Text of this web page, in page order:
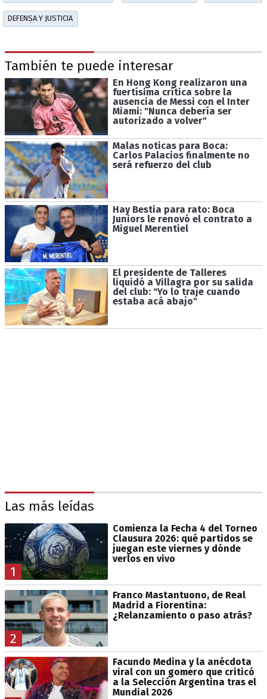
DEFENSA Y JUSTICIA
También te puede interesar
En Hong Kong realizaron una
fuertísima crítica sobre la
ausencia de Messi con el Inter
Miami: "Nunca debería ser
autorizado a volver"
Malas noticas para Boca:
Carlos Palacios finalmente no
será refuerzo del club
Hay Bestia para rato: Boca
Juniors le renovó el contrato a
Miguel Merentiel
El presidente de Talleres
liquidó a Villagra por su salida
del club: "Yo lo traje cuando
estaba acá abajo"
Las más leídas
1
Comienza la Fecha 4 del Torneo
Clausura 2026: qué partidos se
juegan este viernes y dónde
verlos en vivo
2
Franco Mastantuono, de Real
Madrid a Fiorentina:
¿Relanzamiento o paso atrás?
Facundo Medina y la anécdota
viral con un gomero que criticó
a la Selección Argentina tras el
Mundial 2026